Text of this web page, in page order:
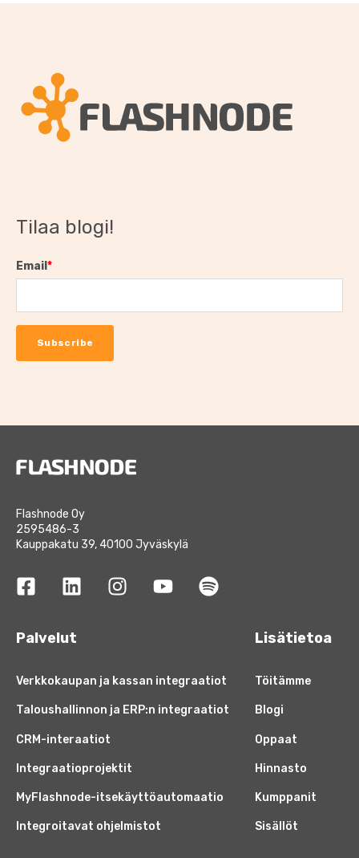
Tilaa blogi!
Email *
Flashnode Oy
2595486-3
Kauppakatu 39, 40100 Jyväskylä
Palvelut
Verkkokaupan ja kassan integraatiot
Taloushallinnon ja ERP:n integraatiot
CRM-interaatiot
Integraatioprojektit
MyFlashnode-itsekäyttöautomaatio
Integroitavat ohjelmistot
Lisätietoa
Töitämme
Blogi
Oppaat
Hinnasto
Kumppanit
Sisällöt